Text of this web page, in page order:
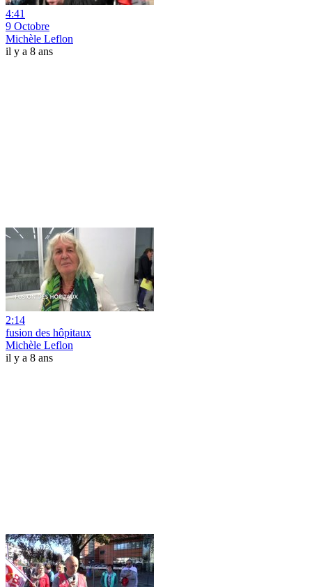
4:41
9 Octobre
Michèle Leflon
il y a 8 ans
2:14
fusion des hôpitaux
Michèle Leflon
il y a 8 ans